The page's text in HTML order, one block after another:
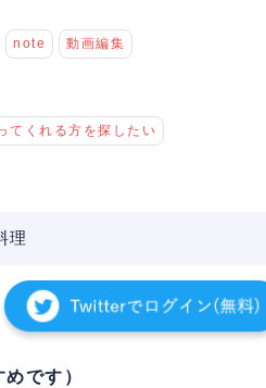
note 動画編集
てくれる方を探したい
理
です）